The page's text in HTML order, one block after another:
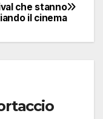
che stanno
il cinema